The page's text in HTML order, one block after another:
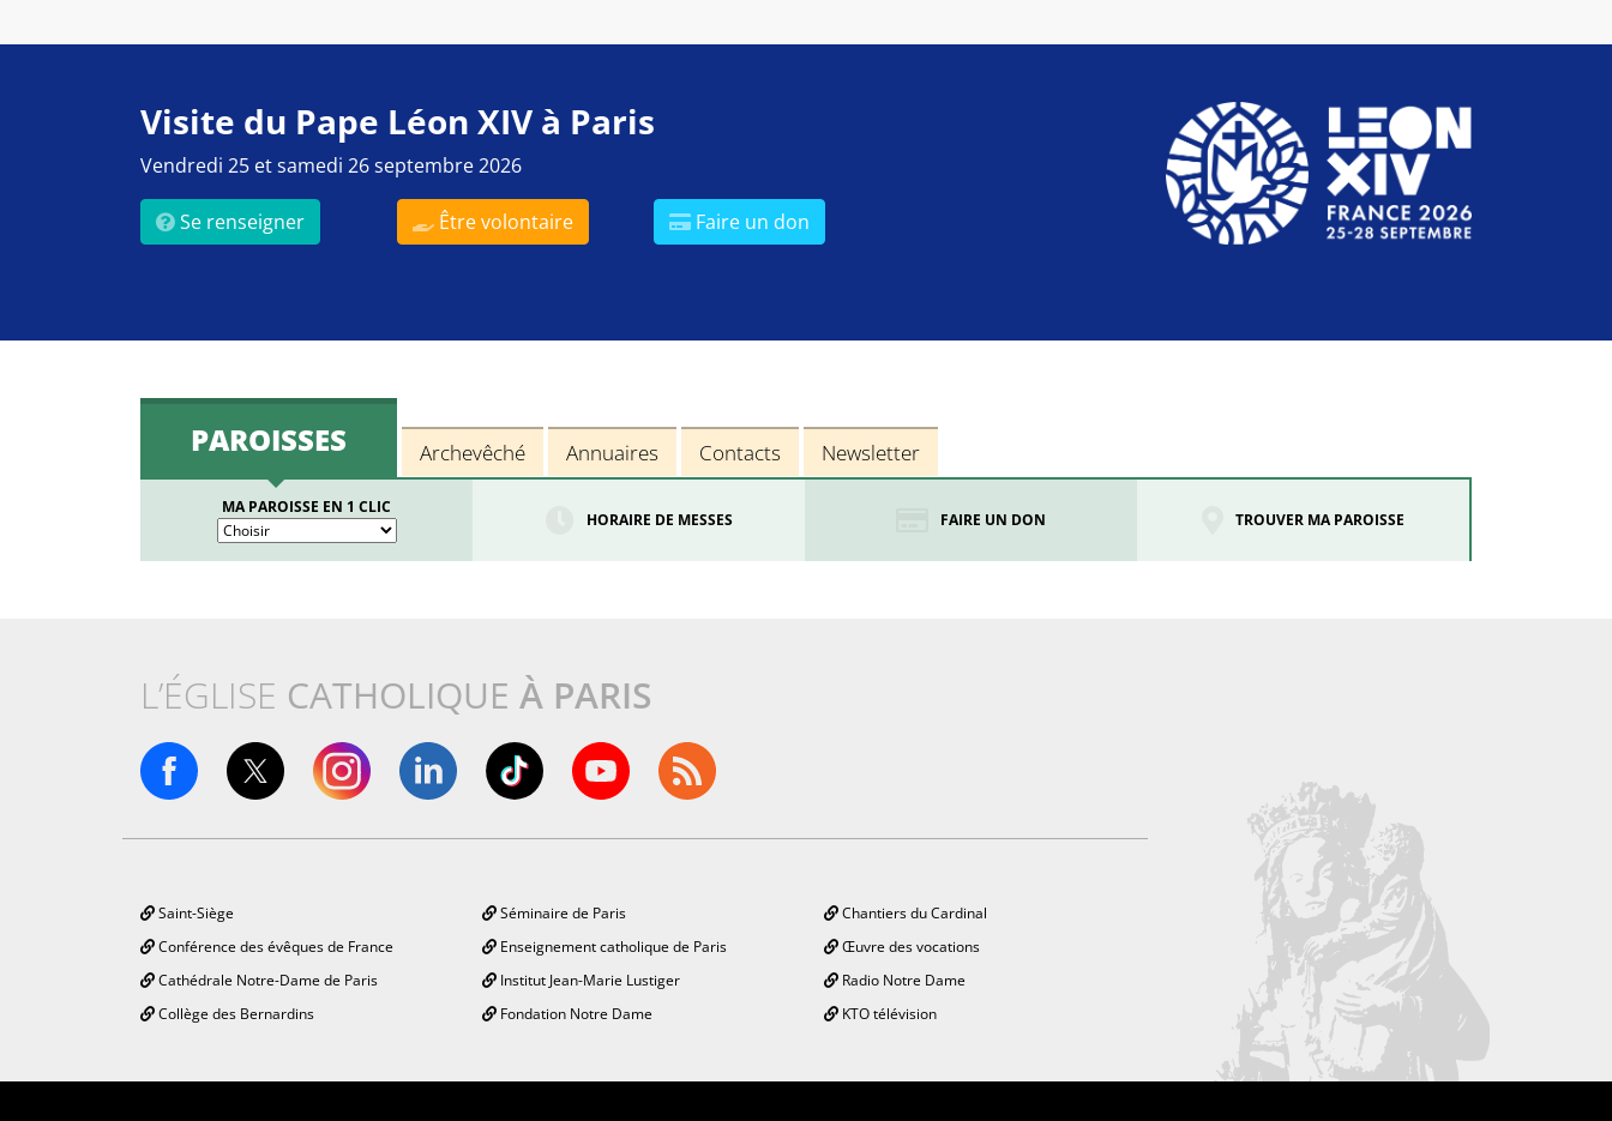
Visite du Pape Léon XIV à Paris
Vendredi 25 et samedi 26 septembre 2026
Se renseigner Être volontaire Faire un don
PAROISSES Archevêché Annuaires Contacts Newsletter
MA PAROISSE EN 1 CLIC
HORAIRE DE MESSES FAIRE UN DON TROUVER MA PAROISSE
L’ÉGLISE CATHOLIQUE À PARIS
Saint-Siège
Conférence des évêques de France
Cathédrale Notre-Dame de Paris
Collège des Bernardins
Séminaire de Paris
Enseignement catholique de Paris
Institut Jean-Marie Lustiger
Fondation Notre Dame
Chantiers du Cardinal
Œuvre des vocations
Radio Notre Dame
KTO télévision